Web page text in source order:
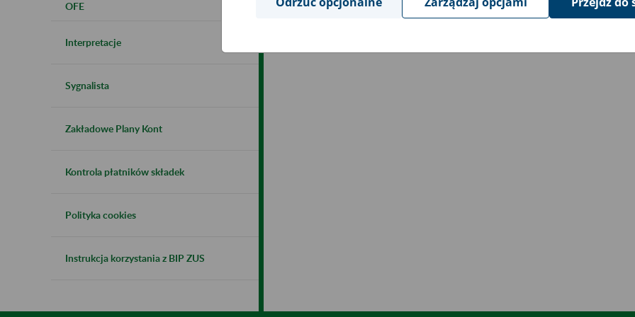
OFE
Interpretacje
Sygnalista
Zakładowe Plany Kont
Kontrola płatników składek
Polityka cookies
Instrukcja korzystania z BIP ZUS